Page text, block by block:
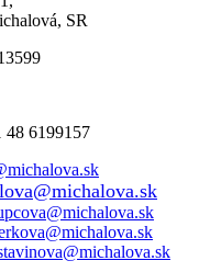
SR
48 6199157